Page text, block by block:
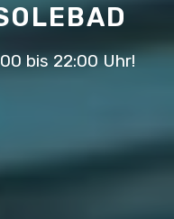
bis 22:00 Uhr!